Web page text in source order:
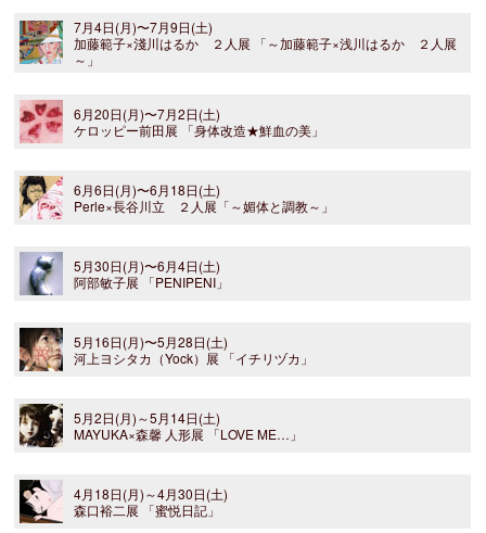
7月4日(月)〜7月9日(土)
加藤範子×淺川はるか ２人展 「～加藤範子×浅川はるか ２人展
～」
6月20日(月)〜7月2日(土)
ケロッピー前田展 「身体改造★鮮血の美」
6月6日(月)〜6月18日(土)
Perle×長谷川立 ２人展「～媚体と調教～」
5月30日(月)〜6月4日(土)
阿部敏子展 「PENIPENI」
5月16日(月)〜5月28日(土)
河上ヨシタカ（Yock）展 「イチリヅカ」
5月2日(月)～5月14日(土)
MAYUKA×森馨 人形展 「LOVE ME…」
4月18日(月)～4月30日(土)
森口裕二展 「蜜悦日記」